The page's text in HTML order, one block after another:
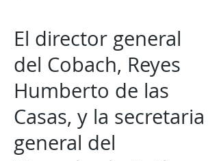
El director general
del Cobach, Reyes
Humberto de las
Casas, y la secretaria
general del